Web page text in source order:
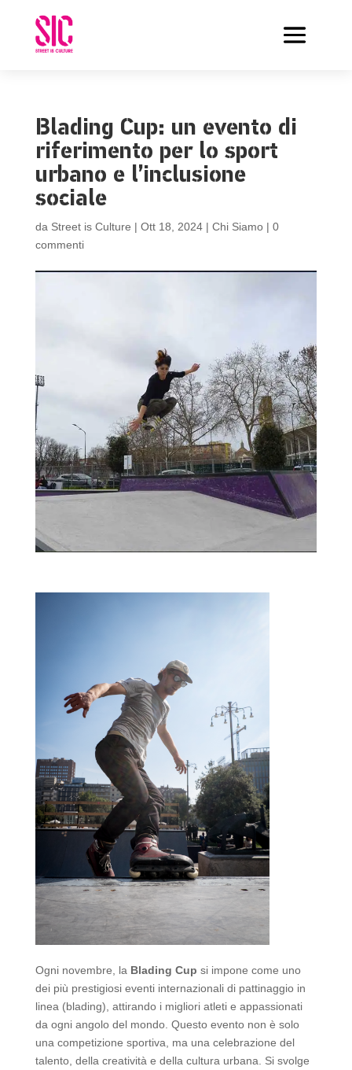
Blading Cup: un evento di
riferimento per lo sport
urbano e l’inclusione
sociale
da Street is Culture | Ott 18, 2024| Chi Siamo| 0
commenti
Ogni novembre, la Blading Cup si impone come uno
dei più prestigiosi eventi internazionali di pattinaggio in
linea (blading), attirando i migliori atleti e appassionati
da ogni angolo del mondo. Questo evento non è solo
una competizione sportiva, ma una celebrazione del
talento, della creatività e della cultura urbana. Si svolge